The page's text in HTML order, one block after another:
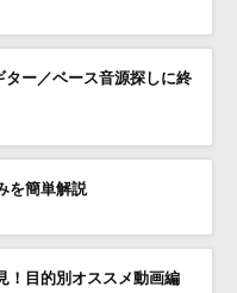
ター／ベース音源探しに終
を簡単解説
！目的別オススメ動画編